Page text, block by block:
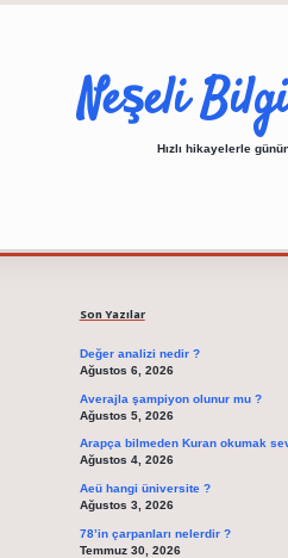
Neşeli
Hızlı hikayelerle
Son Yazılar
Değer analizi nedir ?
Ağustos 6, 2026
Averajla şampiyon olunur mu ?
Ağustos 5, 2026
Arapça bilmeden Kuran okumak
Ağustos 4, 2026
Aeü hangi üniversite ?
Ağustos 3, 2026
78’in çarpanları nelerdir ?
Temmuz 30, 2026